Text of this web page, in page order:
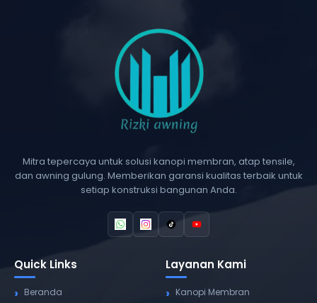
Mitra tepercaya untuk solusi kanopi membran, atap tensile,
dan awning gulung. Memberikan garansi kualitas terbaik untuk
setiap konstruksi bangunan Anda.
Quick Links
Beranda
Layanan Kami
Kanopi Membran